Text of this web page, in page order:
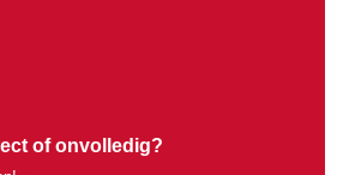
of onvolledig?